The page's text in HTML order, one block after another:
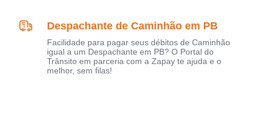
Despachante de Caminhão em PB
Facilidade para pagar seus débitos de Caminhão
igual a um Despachante em PB? O Portal do
Trânsito em parceria com a Zapay te ajuda e o
melhor, sem filas!